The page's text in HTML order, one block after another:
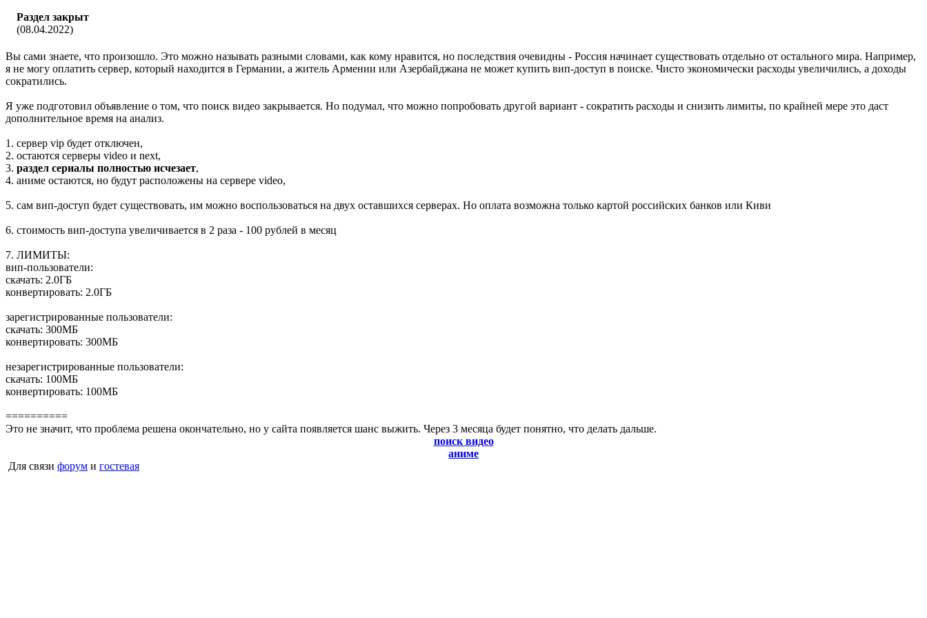
Раздел закрыт
(08.04.2022)
Вы сами знаете, что произошло. Это можно называть разными словами, как кому нравится, но последствия очевидны - Россия начинает существовать отдельно от остального мира. Например,
я не могу оплатить сервер, который находится в Германии, а житель Армении или Азербайджана не может купить вип-доступ в поиске. Чисто экономически расходы увеличились, а доходы
сократились.
Я уже подготовил объявление о том, что поиск видео закрывается. Но подумал, что можно попробовать другой вариант - сократить расходы и снизить лимиты, по крайней мере это даст
дополнительное время на анализ.
1. сервер vip будет отключен,
2. остаются серверы video и next,
3. раздел сериалы полностью исчезает,
4. аниме остаются, но будут расположены на сервере video,
5. сам вип-доступ будет существовать, им можно воспользоваться на двух оставшихся серверах. Но оплата возможна только картой российских банков или Киви
6. стоимость вип-доступа увеличивается в 2 раза - 100 рублей в месяц
7. ЛИМИТЫ:
вип-пользователи:
скачать: 2.0ГБ
конвертировать: 2.0ГБ
зарегистрированные пользователи:
скачать: 300МБ
конвертировать: 300МБ
незарегистрированные пользователи:
скачать: 100МБ
конвертировать: 100МБ
==========
Это не значит, что проблема решена окончательно, но у сайта появляется шанс выжить. Через 3 месяца будет понятно, что делать дальше.
поиск видео
аниме
Для связи форум и гостевая